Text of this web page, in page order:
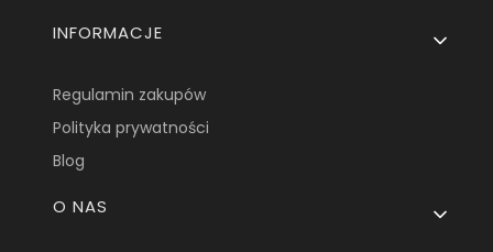
INFORMACJE
Regulamin zakupów
Polityka prywatności
Blog
O NAS